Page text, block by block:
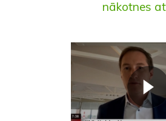
nākotnes